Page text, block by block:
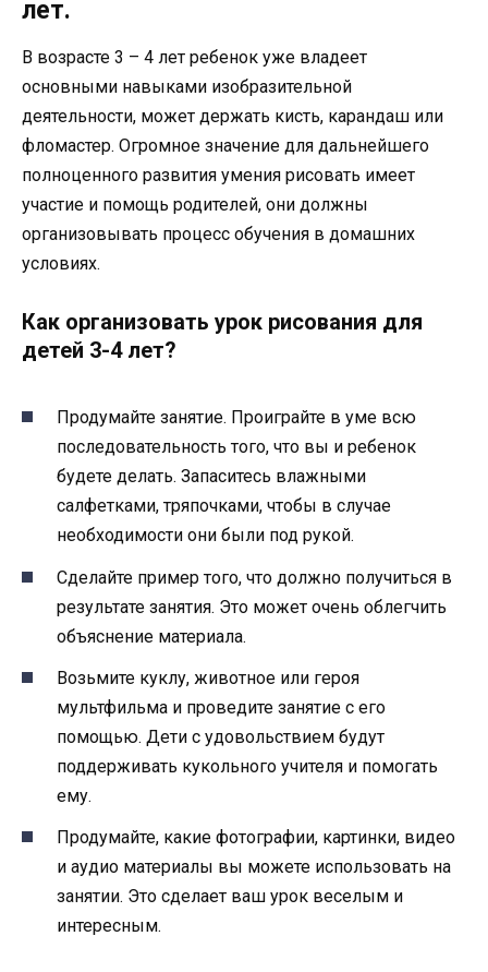
лет.
В возрасте 3 – 4 лет ребенок уже владеет
основными навыками изобразительной
деятельности, может держать кисть, карандаш или
фломастер. Огромное значение для дальнейшего
полноценного развития умения рисовать имеет
участие и помощь родителей, они должны
организовывать процесс обучения в домашних
условиях.
Как организовать урок рисования для
детей 3-4 лет?
Продумайте занятие. Проиграйте в уме всю
последовательность того, что вы и ребенок
будете делать. Запаситесь влажными
салфетками, тряпочками, чтобы в случае
необходимости они были под рукой.
Сделайте пример того, что должно получиться в
результате занятия. Это может очень облегчить
объяснение материала.
Возьмите куклу, животное или героя
мультфильма и проведите занятие с его
помощью. Дети с удовольствием будут
поддерживать кукольного учителя и помогать
ему.
Продумайте, какие фотографии, картинки, видео
и аудио материалы вы можете использовать на
занятии. Это сделает ваш урок веселым и
интересным.